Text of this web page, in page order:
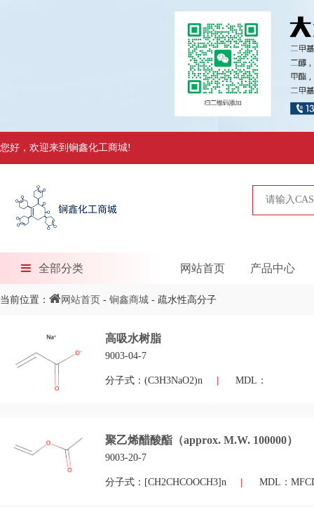
您好，欢迎来到锏鑫化工商城!
全部分类 网站首页 产品中心
当前位置： 网站首页 - 锏鑫商城 - 疏水性高分子
高吸水树脂
9003-04-7
分子式：(C3H3NaO2)n MDL：
聚乙烯醋酸酯（approx. M.W. 100000）
9003-20-7
分子式：[CH2CHCOOCH3]n MDL：